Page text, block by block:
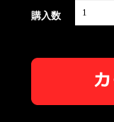
購入数